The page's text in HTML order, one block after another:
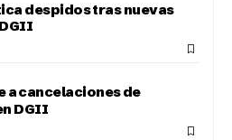
despidos tras nuevas
a cancelaciones de
DGII